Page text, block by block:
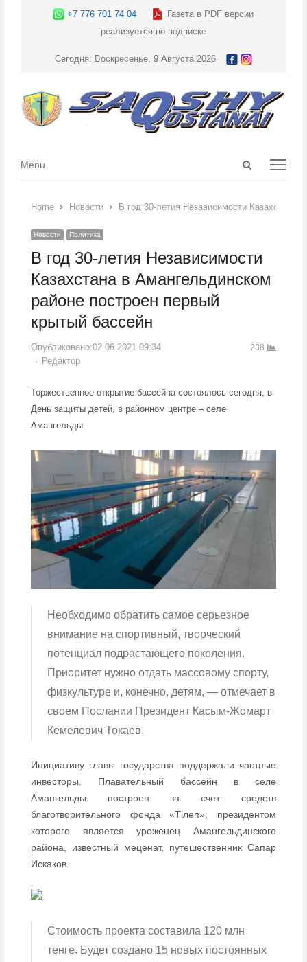
+7 776 701 74 04
Газета в PDF версии
реализуется по подписке
Сегодня: Воскресенье, 9 Августа 2026
Open
Menu
Menu
Home Новости В год 30-летия Независимости Казахстана
Новости Политика
В год 30-летия Независимости
Казахстана в Амангельдинском
районе построен первый
крытый бассейн
Опубликовано:02.06.2021 09:34
Author
Редактор
238
Торжественное открытие бассейна состоялось сегодня, в
День защиты детей, в районном центре – селе
Амангельды
Необходимо обратить самое серьезное
внимание на спортивный, творческий
потенциал подрастающего поколения.
Приоритет нужно отдать массовому спорту,
физкультуре и, конечно, детям, — отмечает в
своем Послании Президент Касым-Жомарт
Кемелевич Токаев.
Инициативу главы государства поддержали частные
инвесторы. Плавательный бассейн в селе
Амангельды построен за счет средств
благотворительного фонда «Тілеп», президентом
которого является уроженец Амангельдинского
района, известный меценат, путешественник Сапар
Искаков.
Стоимость проекта составила 120 млн
тенге. Будет создано 15 новых постоянных